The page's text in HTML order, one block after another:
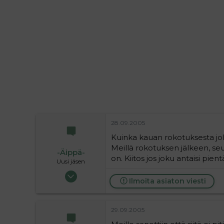
-Äippä-
Uusi jäsen
10.03.2005
28.09.2005
Kuinka kauan rokotuksesta
Meillä rokotuksen jälkeen,
on. Kiitos jos joku antaisi
Ilmoita asiaton viesti
29.09.2005